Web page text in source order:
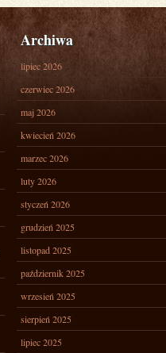
Archiwa
lipiec 2026
czerwiec 2026
maj 2026
kwiecień 2026
marzec 2026
luty 2026
styczeń 2026
grudzień 2025
listopad 2025
październik 2025
wrzesień 2025
sierpień 2025
lipiec 2025